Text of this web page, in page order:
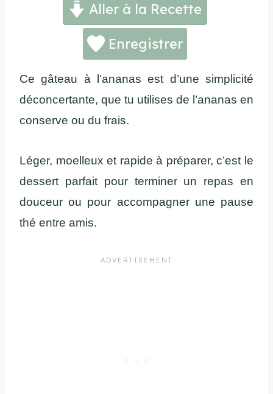
Aller à la Recette
Enregistrer
Ce gâteau à l’ananas est d’une simplicité
déconcertante, que tu utilises de l’ananas en
conserve ou du frais.
Léger, moelleux et rapide à préparer, c’est le
dessert parfait pour terminer un repas en
douceur ou pour accompagner une pause
thé entre amis.